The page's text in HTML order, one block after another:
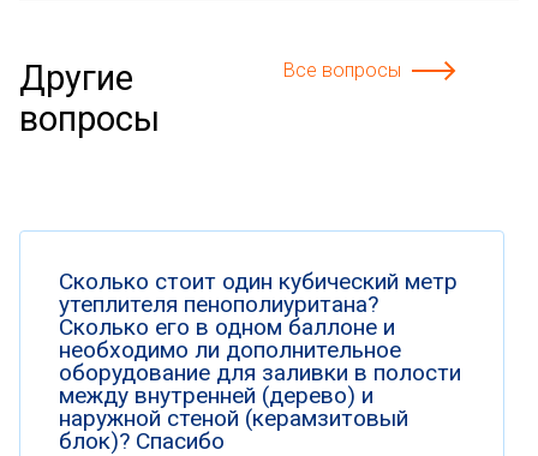
Другие
вопросы
Все вопросы
Сколько стоит один кубический метр
утеплителя пенополиуритана?
Сколько его в одном баллоне и
необходимо ли дополнительное
оборудование для заливки в полости
между внутренней (дерево) и
наружной стеной (керамзитовый
блок)? Спасибо